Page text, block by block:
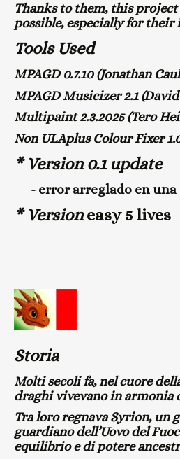
Thanks to them, this project
possible, especially for
Tools Used
MPAGD 0.7.10 (Jonathan
MPAGD Musicizer 2.1
Multipaint 2.3.2025 (Tero
Non ULAplus Colour Fixer
* Version 0.1 update
- error arreglado en una
* Versioneasy 5 lives
Storia
Molti secoli fa, nel cuore
draghi vivevano in armonia
Tra loro regnava Syrion, un
guardiano dell’Uovo del
equilibrio e di potere